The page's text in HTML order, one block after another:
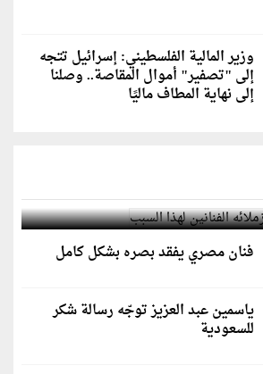
وزير المالية الفلسطيني: إسرائيل تتجه
إلى "تصفير" أموال المقاصة.. وصلنا
إلى نهاية المطاف ماليًا
الفنانين لهذا السبب
فنان مصري يفقد بصره بشكل كامل
ياسمين عبد العزيز توجّه رسالة شكر
للسعودية